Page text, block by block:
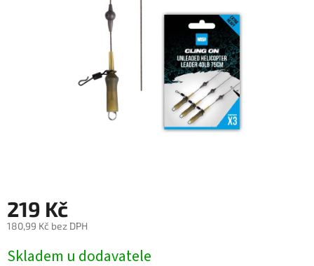
219 Kč
180,99 Kč bez DPH
cena:
Skladem u dodavatele